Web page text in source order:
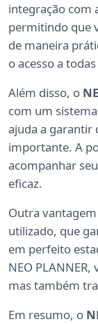
integração com
permitindo que
de maneira
o acesso a
Além disso, o
com um
ajuda a garantir
importante. A
acompanhar
eficaz.
Outra vantagem
utilizado, que
em perfeito
NEO
mas também
Em resumo, o